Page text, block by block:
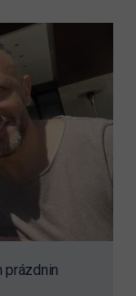
prázdnin